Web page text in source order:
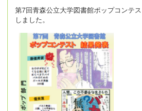
第7回青森公立大学図書館ポップコンテ
しました。